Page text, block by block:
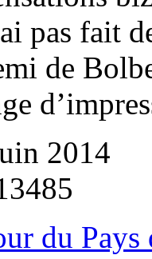
pas fait
de
2014
du